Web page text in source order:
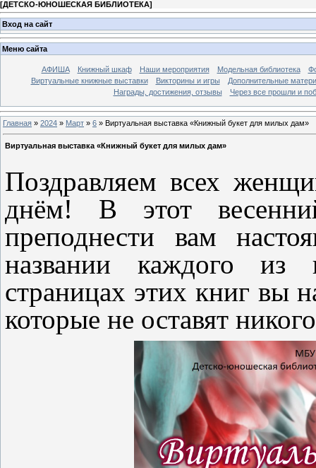
[ДЕТСКО-ЮНОШЕСКАЯ БИБЛИОТЕКА]
Вход на сайт
Меню сайта
АФИША Книжный шкаф Наши мероприятия Модельная библиотека
Виртуальные книжные выставки
Викторины и игры
Дополнительные
Награды, достижения, отзывы
Через все прошли и
Главная » 2024 » Март » 6 » Виртуальная выставка «Книжный букет для милых дам»
Виртуальная выставка «Книжный букет для милых дам»
Поздравляем всех
днём! В этот
преподнести вам
названии каждого из
страницах этих книг вы
которые не оставят